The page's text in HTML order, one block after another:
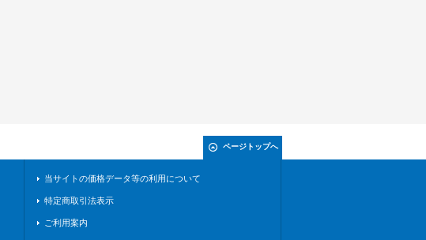
ページトップへ
当サイトの価格データ等の利用について
特定商取引法表示
ご利用案内